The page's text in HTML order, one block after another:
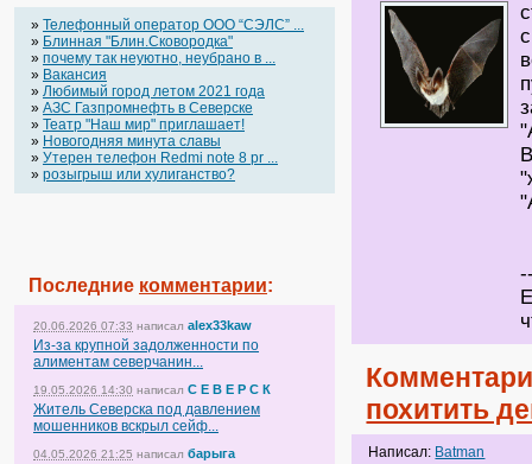
» Телефонный оператор OOO “СЭЛС” ...
» Блинная "Блин.Сковородка"
» почему так неуютно, неубрано в ...
» Вакансия
» Любимый город летом 2021 года
» АЗС Газпромнефть в Северске
» Театр "Наш мир" приглашает!
» Новогодняя минута славы
» Утерен телефон Redmi note 8 pr ...
» розыгрыш или хулиганство?
Последние комментарии:
20.06.2026 07:33 написал alex33kaw
Из-за крупной задолженности по
алиментам северчанин...
19.05.2026 14:30 написал С Е В Е Р С К
Житель Северска под давлением
мошенников вскрыл сейф...
04.05.2026 21:25 написал барыга
похитить
Написал: Batman